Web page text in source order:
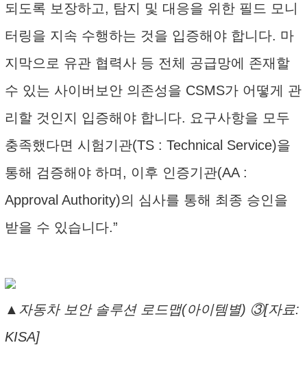
되도록 보장하고, 탐지 및 대응을 위한 필드 모니
터링을 지속 수행하는 것을 입증해야 합니다. 마
지막으로 유관 협력사 등 전체 공급망에 존재할
수 있는 사이버보안 의존성을 CSMS가 어떻게 관
리할 것인지 입증해야 합니다. 요구사항을 모두
충족했다면 시험기관(TS : Technical Service)을
통해 검증해야 하며, 이후 인증기관(AA :
Approval Authority)의 심사를 통해 최종 승인을
받을 수 있습니다.”
▲자동차 보안 솔루션 로드맵(아이템별) ③[자료:
KISA]